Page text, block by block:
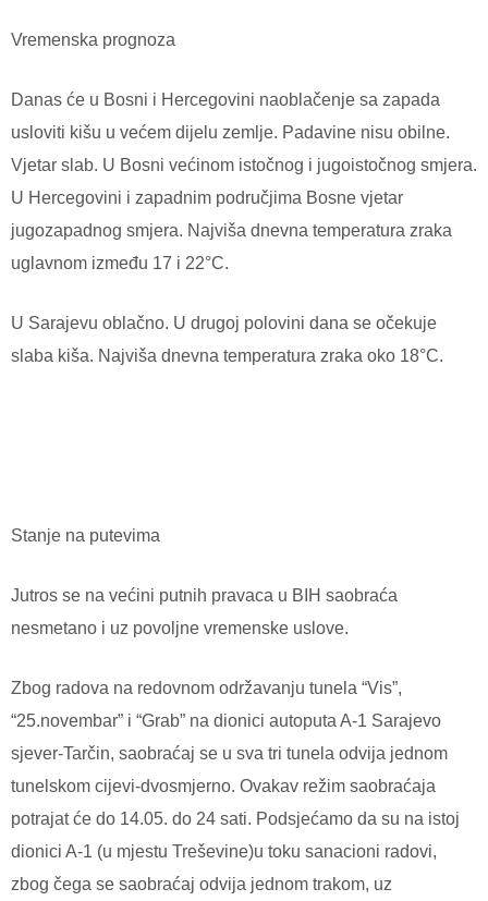
Vremenska prognoza
Danas će u Bosni i Hercegovini naoblačenje sa zapada
usloviti kišu u većem dijelu zemlje. Padavine nisu obilne.
Vjetar slab. U Bosni većinom istočnog i jugoistočnog smjera.
U Hercegovini i zapadnim područjima Bosne vjetar
jugozapadnog smjera. Najviša dnevna temperatura zraka
uglavnom između 17 i 22°C.
U Sarajevu oblačno. U drugoj polovini dana se očekuje
slaba kiša. Najviša dnevna temperatura zraka oko 18°C.
Stanje na putevima
Jutros se na većini putnih pravaca u BIH saobraća
nesmetano i uz povoljne vremenske uslove.
Zbog radova na redovnom održavanju tunela “Vis”,
“25.novembar” i “Grab” na dionici autoputa A-1 Sarajevo
sjever-Tarčin, saobraćaj se u sva tri tunela odvija jednom
tunelskom cijevi-dvosmjerno. Ovakav režim saobraćaja
potrajat će do 14.05. do 24 sati. Podsjećamo da su na istoj
dionici A-1 (u mjestu Treševine)u toku sanacioni radovi,
zbog čega se saobraćaj odvija jednom trakom, uz